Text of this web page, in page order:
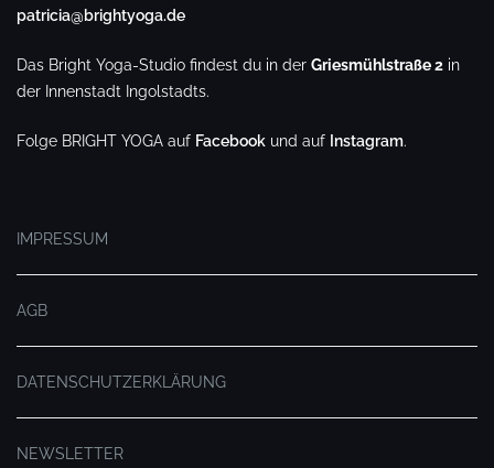
patricia@brightyoga.de
Das Bright Yoga-Studio findest du in der Griesmühlstraße 2 in
der Innenstadt Ingolstadts.
Folge BRIGHT YOGA auf Facebook und auf Instagram.
IMPRESSUM
AGB
DATENSCHUTZERKLÄRUNG
NEWSLETTER